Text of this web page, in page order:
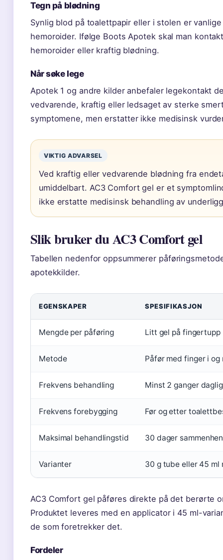
Tegn på blødning
Synlig blod på toalettpapir eller i stolen er
hemoroider. Ifølge Boots Apotek skal man
hemoroider eller kraftig blødning.
Når søke lege
Apotek 1 og andre kilder anbefaler legekontakt
vedvarende, kraftig eller ledsaget av sterke
symptomene, men erstatter ikke medisinsk
VIKTIG ADVARSEL
Ved kraftig eller vedvarende blødning fra
umiddelbart. AC3 Comfort gel er et
ikke erstatte medisinsk behandling av
Slik bruker du AC3 Comfort gel
Tabellen nedenfor oppsummerer
apotekkilder.
EGENSKAPER SPESIFIKASJON
Mengde per påføring Litt gel på fingertupp
Metode Påfør med finger i
Frekvens behandling Minst 2 ganger
Frekvens forebygging Før og etter
Maksimal behandlingstid 30 dager
Varianter 30 g tube eller 45 ml
AC3 Comfort gel påføres direkte på det berørte
Produktet leveres med en applicator i 45 ml-
de som foretrekker det.
Fordeler